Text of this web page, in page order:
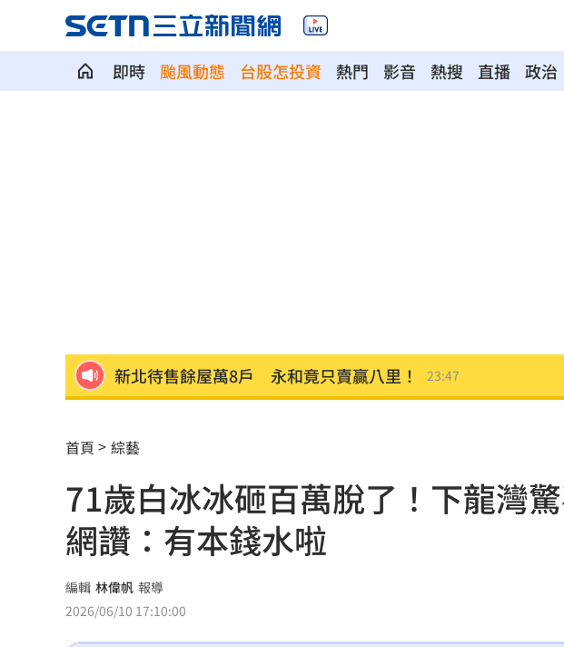
即時 颱風動態 台股怎投資 熱門 影音 熱搜 直播 政治
新北待售餘屋萬8戶 永和竟只賣贏八里！ 23:47
杜金龍點名：「這檔權值股」千萬別長抱
額頭冒出痘痘 女手癢猛摳竟成「病毒疣」 23:18
政院每年加碼25.5億元 優化全台商圈夜市
癌末男缺錢鋌而走險 3D玩具熊夾藏K他命
環法自行車賽爆作弊！女靠胸部裝備降風阻
首頁 綜藝
71歲白冰冰砸百萬脫了！下龍灣驚
網讚：有本錢水啦
編輯 林偉帆 報導
2026/06/10 17:10:00